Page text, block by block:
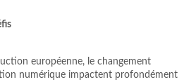
européenne, le changement
numérique impactent profondément